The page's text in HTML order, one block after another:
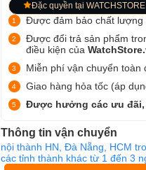
Đặc quyền tại WATCHSTORE
Được đảm bảo chất lượng
Được đổi trả sản phẩm
điều kiện của
Miễn phí vận chuyển toàn
Giao hàng hỏa tốc (áp
Được hưởng các ưu đãi,
Thông tin vận chuyển
nội thành HN, Đà Nẵng, HCM
các tỉnh thành khác từ 1 đến 3